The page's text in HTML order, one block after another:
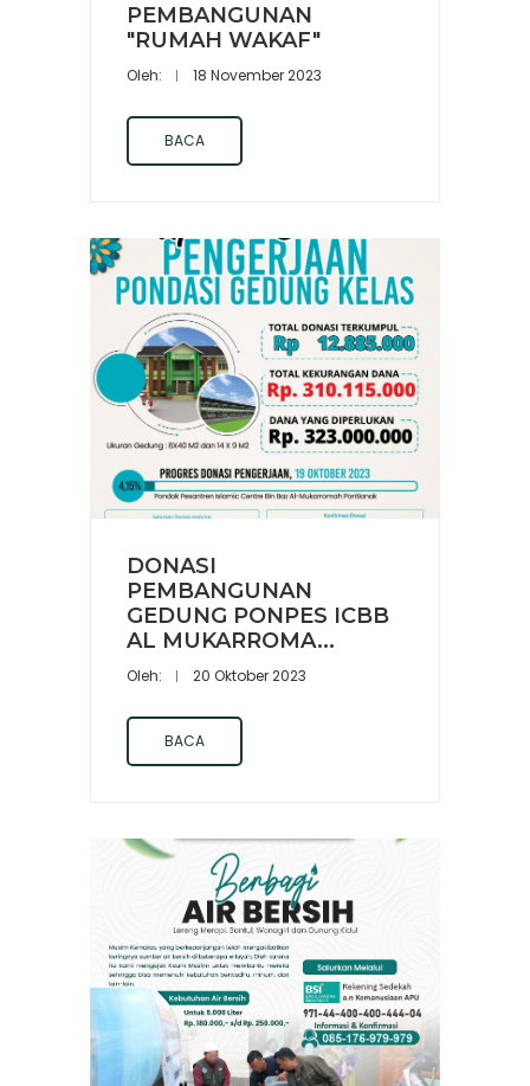
PEMBANGUNAN
"RUMAH WAKAF"
Oleh: 18 November 2023
BACA
DONASI
PEMBANGUNAN
GEDUNG PONPES ICBB
AL MUKARROMA...
Oleh: 20 Oktober 2023
BACA